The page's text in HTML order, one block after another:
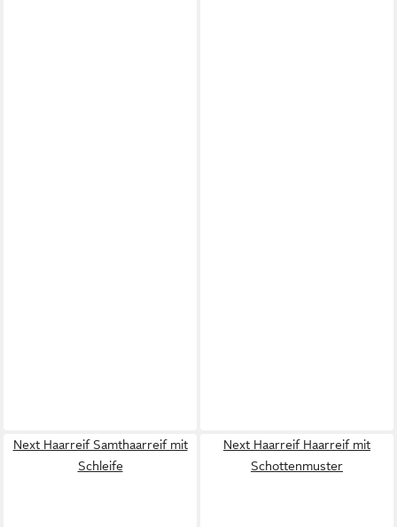
Next Haarreif Samthaarreif mit
Schleife
Next Haarreif Haarreif mit
Schottenmuster